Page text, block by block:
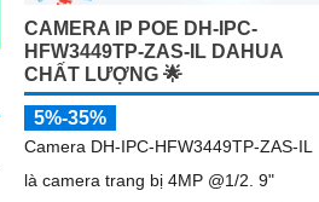
CAMERA IP POE DH-IPC-
HFW3449TP-ZAS-IL DAHUA
CHẤT LƯỢNG 🌟
5%-35%
Camera DH-IPC-HFW3449TP-ZAS-IL
là camera trang bị 4MP @1/2. 9"